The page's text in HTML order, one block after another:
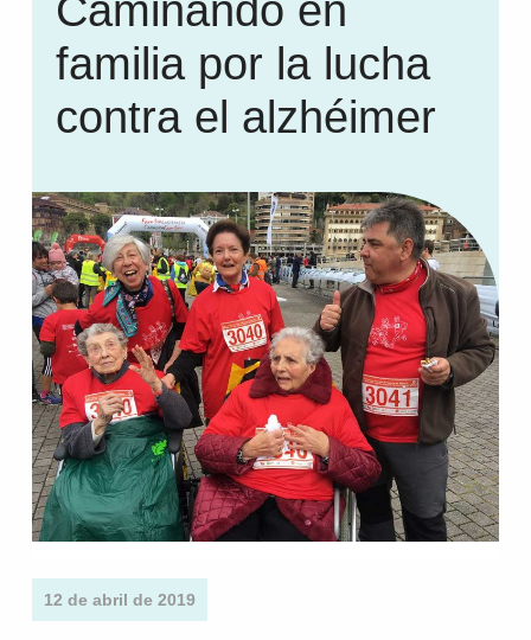
Caminando en
familia por la lucha
contra el alzhéimer
12 de abril de 2019